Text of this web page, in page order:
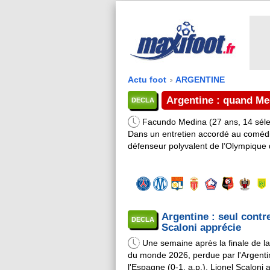
Actu foot > ARGENTINE
DECLA Argentine : quand
Facundo Medina (27 ans, 14
Dans un entretien accordé au
défenseur polyvalent de
DECLA
Argentine : seul
Scaloni apprécie
Une semaine après la finale de
du monde 2026, perdue par
l'Espagne (0-1, a.p.), Lionel Scaloni